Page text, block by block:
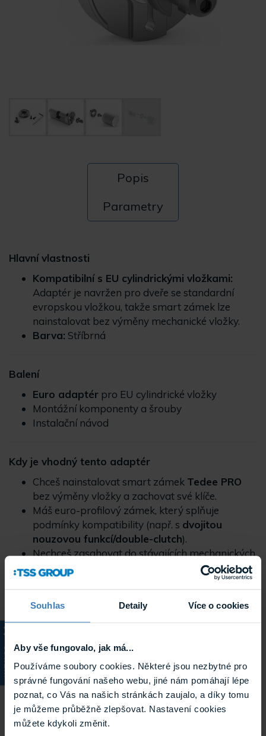
Souhlas Detaily Více o cookies
Aby vše fungovalo, jak má...
Používáme soubory cookies. Některé jsou nezbytné pro
správné fungování našeho webu, jiné nám pomáhají lépe
poznat, co Vás na našich stránkách zaujalo, a díky tomu
je můžeme průběžně zlepšovat. Nastavení cookies
můžete kdykoli změnit.
KATALOG
Popis
Parametry
Hlavní vlastnosti
Kompatibilní s EU cylindrickými vložkami:
Adaptér je navržen pro dveře se standardní
evropskou vložkou, takže smart zámek lze
nainstalovat bez výměny mechanické vložky.
Barva: Stříbrná
Balení
Euro adaptér pro EU cylindrické vložky
Montážní komponenty a šrouby
Instalační návod
Kdy je vhodný tento adaptér
Chceš nainstalovat smart zámek Tedee PRO
bez výměny vložky a zachovat své klíče.
Máš euro-profilový zámek, který splňuje
podmínky kompatibility (např. s dvojitou
nouzovou funkcí/double-clutch).
Nechceš zasahovat do stávajících mechanických
komponentů dveří.
Výhody použití
Bez nutnosti měnit vložku
vložkou.
Pevné a spolehlivé uchycení Tedee PROsmart
zámku bez kompromisů na stabilitě.
Možnost snadného demontovánía přenesení
na nové dveře při stěhování.